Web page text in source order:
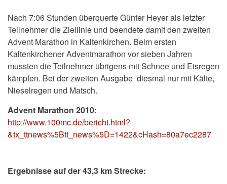
Nach 7:06 Stunden überquerte Günter Heyer als letzter
Teilnehmer die Ziellinie und beendete damit den zweiten
Advent Marathon in Kaltenkirchen. Beim ersten
Kaltenkirchener Adventmarathon vor sieben Jahren
mussten die Teilnehmer übrigens mit Schnee und Eisregen
kämpfen. Bei der zweiten Ausgabe diesmal nur mit Kälte,
Nieselregen und Matsch.
Advent Marathon 2010:
http://www.100mc.de/bericht.html?
&tx_ttnews%5Btt_news%5D=1422&cHash=80a7ec2287
Ergebnisse auf der 43,3 km Strecke: